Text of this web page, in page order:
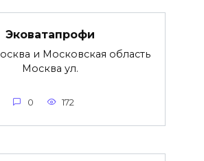
Эковатапрофи
и Московская область
Москва ул.
0 172